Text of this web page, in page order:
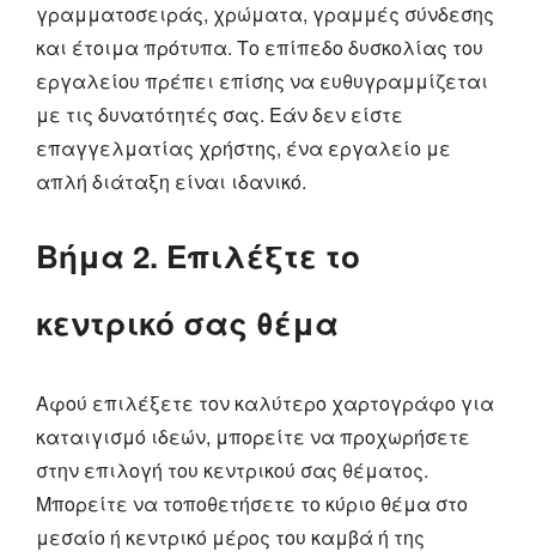
γραμματοσειράς, χρώματα, γραμμές σύνδεσης
και έτοιμα πρότυπα. Το επίπεδο δυσκολίας του
εργαλείου πρέπει επίσης να ευθυγραμμίζεται
με τις δυνατότητές σας. Εάν δεν είστε
επαγγελματίας χρήστης, ένα εργαλείο με
απλή διάταξη είναι ιδανικό.
Βήμα 2. Επιλέξτε το
κεντρικό σας θέμα
Αφού επιλέξετε τον καλύτερο χαρτογράφο για
καταιγισμό ιδεών, μπορείτε να προχωρήσετε
στην επιλογή του κεντρικού σας θέματος.
Μπορείτε να τοποθετήσετε το κύριο θέμα στο
μεσαίο ή κεντρικό μέρος του καμβά ή της